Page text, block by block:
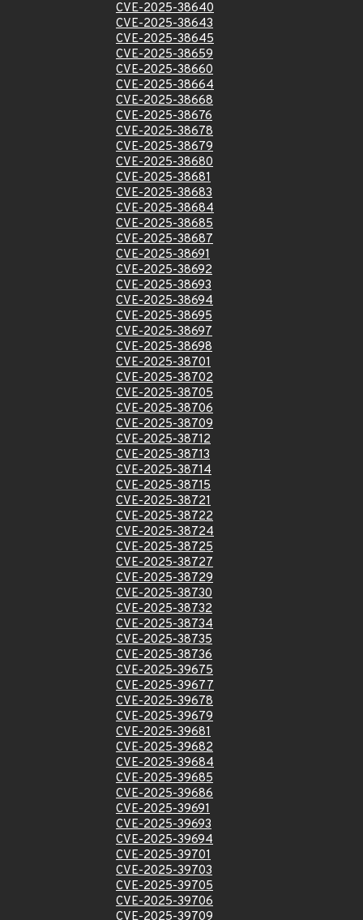
CVE-2025-38640
CVE-2025-38643
CVE-2025-38645
CVE-2025-38659
CVE-2025-38660
CVE-2025-38664
CVE-2025-38668
CVE-2025-38676
CVE-2025-38678
CVE-2025-38679
CVE-2025-38680
CVE-2025-38681
CVE-2025-38683
CVE-2025-38684
CVE-2025-38685
CVE-2025-38687
CVE-2025-38691
CVE-2025-38692
CVE-2025-38693
CVE-2025-38694
CVE-2025-38695
CVE-2025-38697
CVE-2025-38698
CVE-2025-38701
CVE-2025-38702
CVE-2025-38705
CVE-2025-38706
CVE-2025-38709
CVE-2025-38712
CVE-2025-38713
CVE-2025-38714
CVE-2025-38715
CVE-2025-38721
CVE-2025-38722
CVE-2025-38724
CVE-2025-38725
CVE-2025-38727
CVE-2025-38729
CVE-2025-38730
CVE-2025-38732
CVE-2025-38734
CVE-2025-38735
CVE-2025-38736
CVE-2025-39675
CVE-2025-39677
CVE-2025-39678
CVE-2025-39679
CVE-2025-39681
CVE-2025-39682
CVE-2025-39684
CVE-2025-39685
CVE-2025-39686
CVE-2025-39691
CVE-2025-39693
CVE-2025-39694
CVE-2025-39701
CVE-2025-39703
CVE-2025-39705
CVE-2025-39706